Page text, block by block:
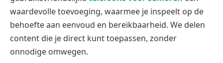
waardevolle toevoeging, waarmee je inspeelt op de
behoefte aan eenvoud en bereikbaarheid. We delen
content die je direct kunt toepassen, zonder
onnodige omwegen.